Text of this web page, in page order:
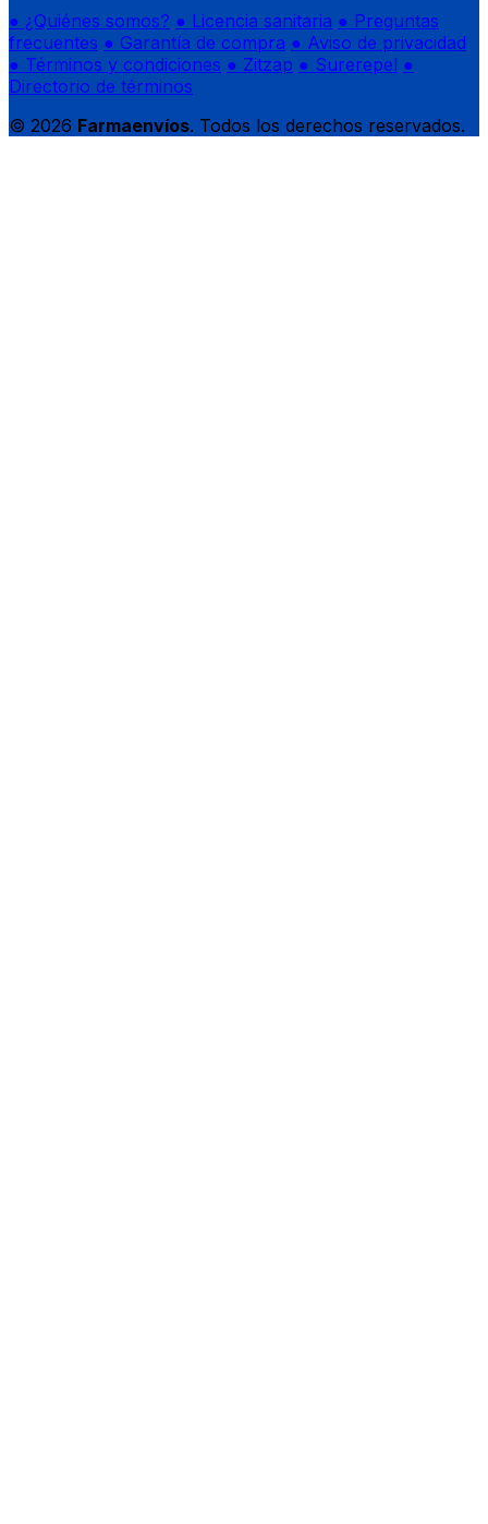
● ¿Quiénes somos? ● Licencia sanitaria ● Preguntas
frecuentes ● Garantía de compra ● Aviso de privacidad
● Términos y condiciones ● Zitzap ● Surerepel ●
Directorio de términos
© 2026 Farmaenvíos. Todos los derechos reservados.